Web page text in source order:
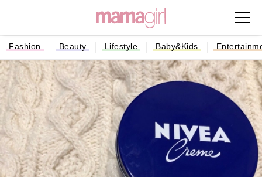
Fashion Beauty Lifestyle Baby&Kids